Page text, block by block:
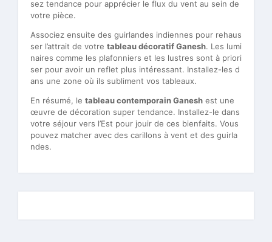
sez tendance pour apprécier le flux du vent au sein de
votre pièce.
Associez ensuite des guirlandes indiennes pour rehaus
ser l’attrait de votre tableau décoratif Ganesh. Les lumi
naires comme les plafonniers et les lustres sont à priori
ser pour avoir un reflet plus intéressant. Installez-les d
ans une zone où ils subliment vos tableaux.
En résumé, le tableau contemporain Ganesh est une
œuvre de décoration super tendance. Installez-le dans
votre séjour vers l’Est pour jouir de ces bienfaits. Vous
pouvez matcher avec des carillons à vent et des guirla
ndes.